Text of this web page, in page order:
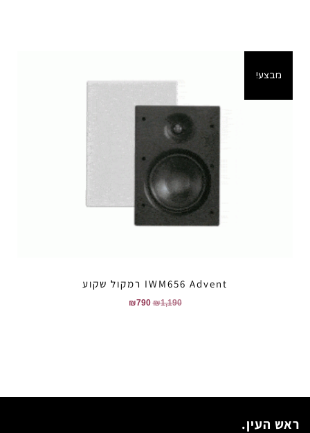
מבצע!
IWM656 Advent רמקול שקוע
₪1,190
₪790
ראש העין.